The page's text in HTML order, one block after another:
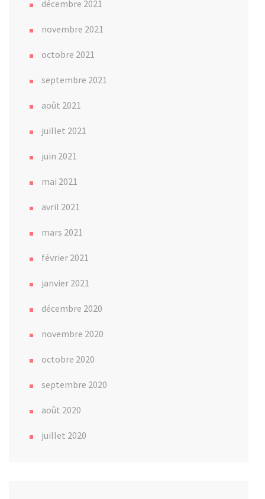
décembre 2021
novembre 2021
octobre 2021
septembre 2021
août 2021
juillet 2021
juin 2021
mai 2021
avril 2021
mars 2021
février 2021
janvier 2021
décembre 2020
novembre 2020
octobre 2020
septembre 2020
août 2020
juillet 2020